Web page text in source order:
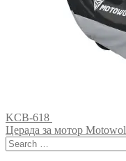
KCB-618
Церада за мотор
Search
for: